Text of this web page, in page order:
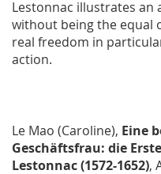
Lestonnac illustrates an
without being the equal
real freedom in
action.
Le Mao (Caroline), Eine
Geschäftsfrau: die
Lestonnac (1572-1652),